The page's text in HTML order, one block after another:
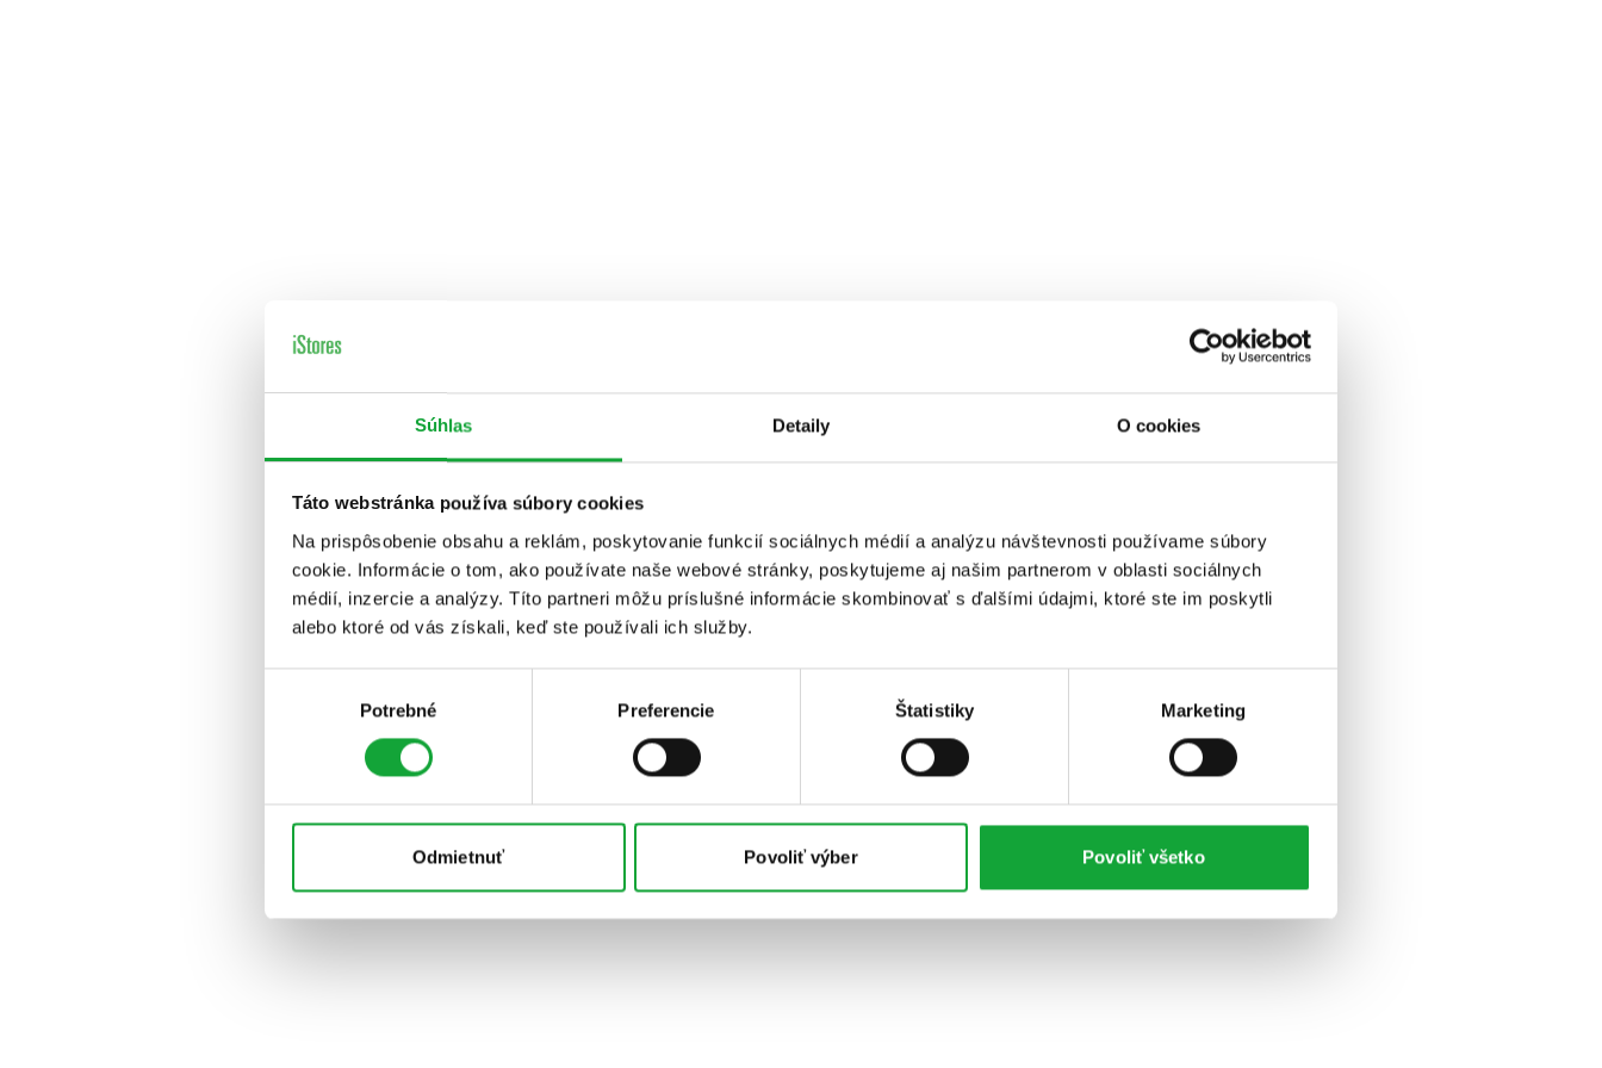
Súhlas Detaily O cookies
Táto webstránka používa súbory cookies
Na prispôsobenie obsahu a reklám, poskytovanie funkcií sociálnych médií a analýzu návštevnosti používame súbory
cookie. Informácie o tom, ako používate naše webové stránky, poskytujeme aj našim partnerom v oblasti sociálnych
médií, inzercie a analýzy. Títo partneri môžu príslušné informácie skombinovať s ďalšími údajmi, ktoré ste im poskytli
alebo ktoré od vás získali, keď ste používali ich služby.
Potrebné Preferencie Štatistiky Marketing
Odmietnuť Povoliť výber Povoliť všetko